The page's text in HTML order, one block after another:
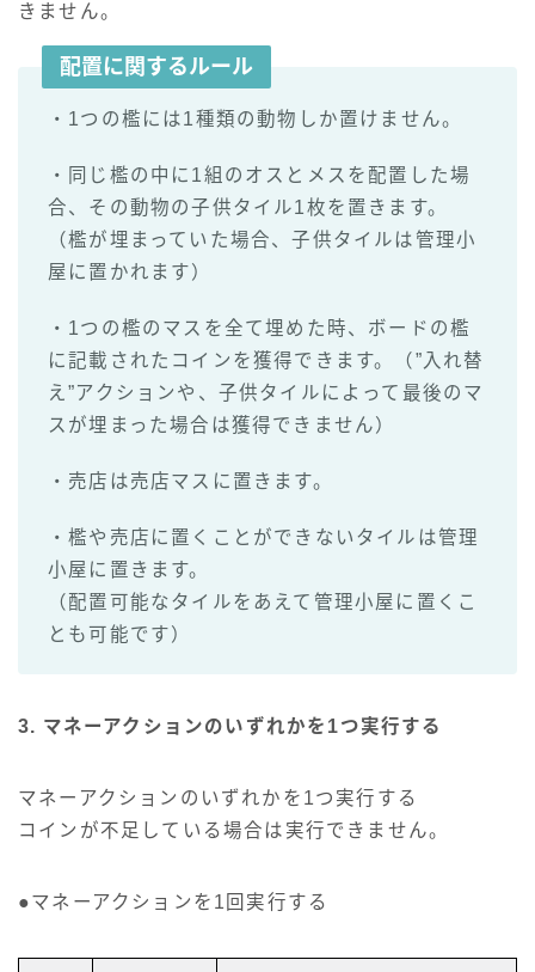
きません。
配置に関するルール
・1つの檻には1種類の動物しか置けません。
・同じ檻の中に1組のオスとメスを配置した場
合、その動物の子供タイル1枚を置きます。
（檻が埋まっていた場合、子供タイルは管理小
屋に置かれます）
・1つの檻のマスを全て埋めた時、ボードの檻
に記載されたコインを獲得できます。（”入れ替
え”アクションや、子供タイルによって最後のマ
スが埋まった場合は獲得できません）
・売店は売店マスに置きます。
・檻や売店に置くことができないタイルは管理
小屋に置きます。
（配置可能なタイルをあえて管理小屋に置くこ
とも可能です）
3. マネーアクションのいずれかを1つ実行する
マネーアクションのいずれかを1つ実行する
コインが不足している場合は実行できません。
●マネーアクションを1回実行する